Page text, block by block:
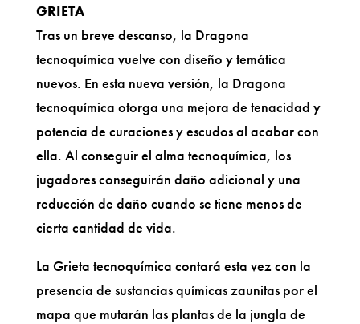
GRIETA
Tras un breve descanso, la Dragona
tecnoquímica vuelve con diseño y temática
nuevos. En esta nueva versión, la Dragona
tecnoquímica otorga una mejora de tenacidad y
potencia de curaciones y escudos al acabar con
ella. Al conseguir el alma tecnoquímica, los
jugadores conseguirán daño adicional y una
reducción de daño cuando se tiene menos de
cierta cantidad de vida.
La Grieta tecnoquímica contará esta vez con la
presencia de sustancias químicas zaunitas por el
mapa que mutarán las plantas de la jungla de